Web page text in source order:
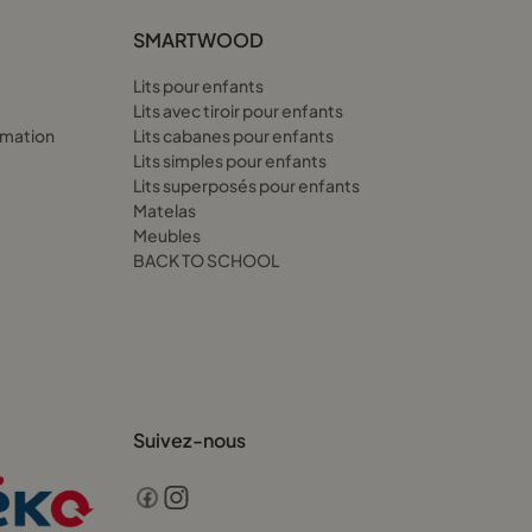
tiroir ou un lit superposé enfant 160x190 avec tiroir. Ce tiroir
problèmes à la fois. Le lit avec tiroir 190x160, c’est
SMARTWOOD
Lits pour enfants
Lits avec tiroir pour enfants
Lits cabanes pour enfants
Lits simples pour enfants
Lits superposés pour enfants
Matelas
Meubles
BACK TO SCHOOL
Suivez-nous